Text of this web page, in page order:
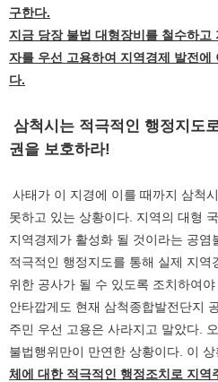
구한다.
지금 당장 불법 대형장비를 철수하
자를 우선 고용하여 지역경제 발전에
다.
삼척시는 적극적인 행정지도
권을 보호하라!
사태가 이 지경에 이를 때까지 삼척
못하고 있는 상황이다. 지역의 대형
지역경제가 활성화 될 것이라는 공염
적극적인 행정지도를 통해 실제 지역
위한 공사가 될 수 있도록 조치하여야
안타깝게도 현재 삼척종합발전단지
주민 우선 고용은 사라지고 말았다.
불법행위만이 만연한 상황이다. 이
체에 대한 적극적인 행정조치로 지역